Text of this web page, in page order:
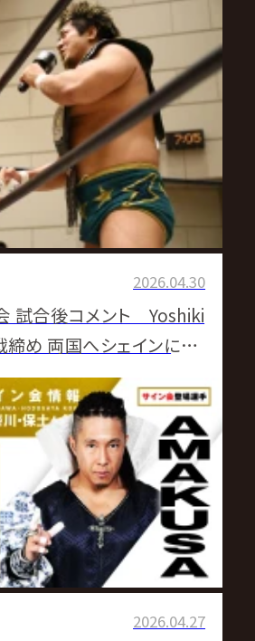
2026.04.30
試合後コメント Yoshiki
め 両国へシェインに「ス
になるまでやり尽くしま
2026.04.27